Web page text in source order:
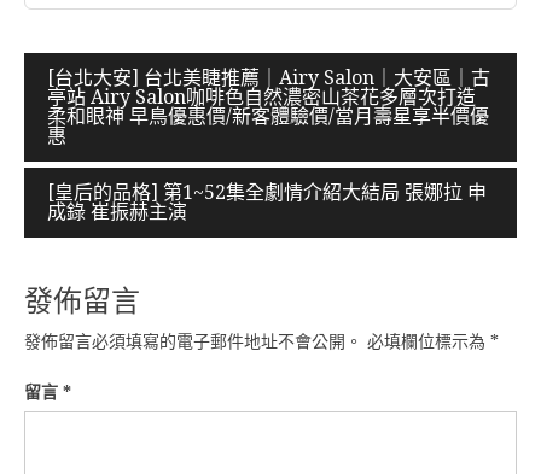
文
章
導
覽
[台北大安] 台北美睫推薦｜Airy Salon｜大安區｜古
亭站 Airy Salon咖啡色自然濃密山茶花多層次打造
柔和眼神 早鳥優惠價/新客體驗價/當月壽星享半價優
惠
[皇后的品格] 第1~52集全劇情介紹大結局 張娜拉 申
成錄 崔振赫主演
發佈留言
發佈留言必須填寫的電子郵件地址不會公開。 必填欄位標示為 *
留言 *